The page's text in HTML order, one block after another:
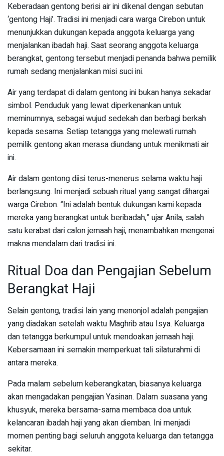
Keberadaan gentong berisi air ini dikenal dengan sebutan
‘gentong Haji’. Tradisi ini menjadi cara warga Cirebon untuk
menunjukkan dukungan kepada anggota keluarga yang
menjalankan ibadah haji. Saat seorang anggota keluarga
berangkat, gentong tersebut menjadi penanda bahwa pemilik
rumah sedang menjalankan misi suci ini.
Air yang terdapat di dalam gentong ini bukan hanya sekadar
simbol. Penduduk yang lewat diperkenankan untuk
meminumnya, sebagai wujud sedekah dan berbagi berkah
kepada sesama. Setiap tetangga yang melewati rumah
pemilik gentong akan merasa diundang untuk menikmati air
ini.
Air dalam gentong diisi terus-menerus selama waktu haji
berlangsung. Ini menjadi sebuah ritual yang sangat dihargai
warga Cirebon. “Ini adalah bentuk dukungan kami kepada
mereka yang berangkat untuk beribadah,” ujar Anila, salah
satu kerabat dari calon jemaah haji, menambahkan mengenai
makna mendalam dari tradisi ini.
Ritual Doa dan Pengajian Sebelum
Berangkat Haji
Selain gentong, tradisi lain yang menonjol adalah pengajian
yang diadakan setelah waktu Maghrib atau Isya. Keluarga
dan tetangga berkumpul untuk mendoakan jemaah haji.
Kebersamaan ini semakin memperkuat tali silaturahmi di
antara mereka.
Pada malam sebelum keberangkatan, biasanya keluarga
akan mengadakan pengajian Yasinan. Dalam suasana yang
khusyuk, mereka bersama-sama membaca doa untuk
kelancaran ibadah haji yang akan diemban. Ini menjadi
momen penting bagi seluruh anggota keluarga dan tetangga
sekitar.